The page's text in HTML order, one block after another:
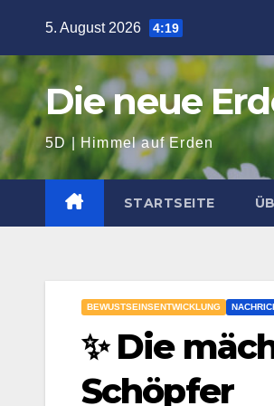
springen
5. August 2026 4:19
Die neue
5D | Himmel auf Erden
STARTSEITE
BEWUSTSEINSENTWICKLUNG
✨ Die
Schöpfer